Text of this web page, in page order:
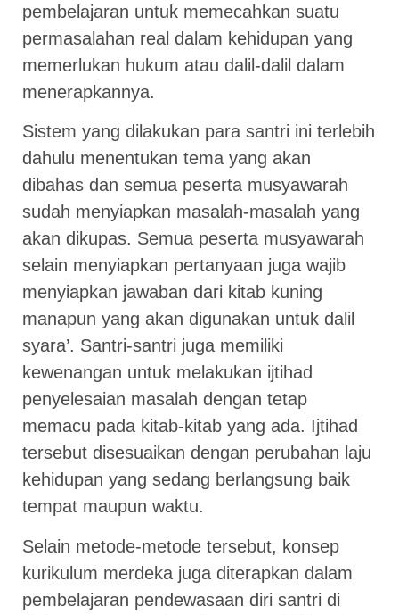
pembelajaran untuk memecahkan suatu
permasalahan real dalam kehidupan yang
memerlukan hukum atau dalil-dalil dalam
menerapkannya.
Sistem yang dilakukan para santri ini terlebih
dahulu menentukan tema yang akan
dibahas dan semua peserta musyawarah
sudah menyiapkan masalah-masalah yang
akan dikupas. Semua peserta musyawarah
selain menyiapkan pertanyaan juga wajib
menyiapkan jawaban dari kitab kuning
manapun yang akan digunakan untuk dalil
syara’. Santri-santri juga memiliki
kewenangan untuk melakukan ijtihad
penyelesaian masalah dengan tetap
memacu pada kitab-kitab yang ada. Ijtihad
tersebut disesuaikan dengan perubahan laju
kehidupan yang sedang berlangsung baik
tempat maupun waktu.
Selain metode-metode tersebut, konsep
kurikulum merdeka juga diterapkan dalam
pembelajaran pendewasaan diri santri di